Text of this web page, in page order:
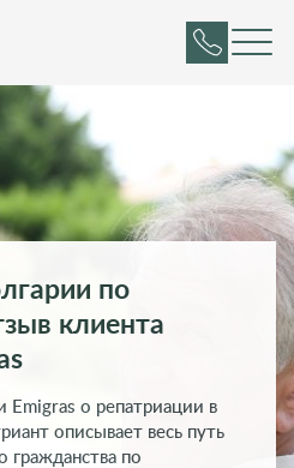
по
клиента
о репатриации в
описывает весь путь
гражданства по